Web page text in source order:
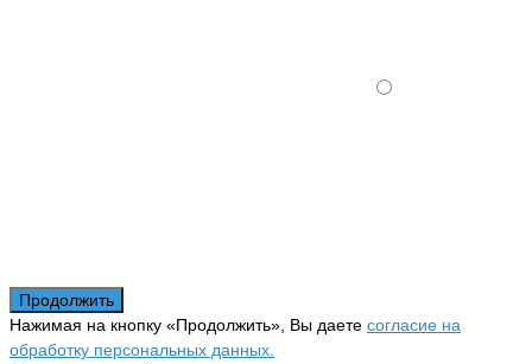
Продолжить
Нажимая на кнопку «Продолжить», Вы даете согласие на
обработку персональных данных.